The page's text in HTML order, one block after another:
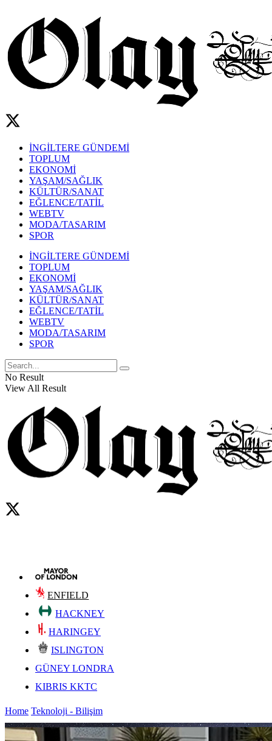
İNGİLTERE GÜNDEMİ
TOPLUM
EKONOMİ
YAŞAM/SAĞLIK
KÜLTÜR/SANAT
EĞLENCE/TATİL
WEBTV
MODA/TASARIM
SPOR
İNGİLTERE GÜNDEMİ
TOPLUM
EKONOMİ
YAŞAM/SAĞLIK
KÜLTÜR/SANAT
EĞLENCE/TATİL
WEBTV
MODA/TASARIM
SPOR
No Result
View All Result
ENFIELD
HACKNEY
HARINGEY
ISLINGTON
GÜNEY LONDRA
KIBRIS KKTC
Home Teknoloji - Bilişim